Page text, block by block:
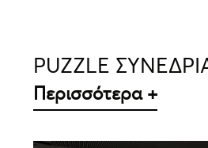
PUZZLE
Περισσότερα +